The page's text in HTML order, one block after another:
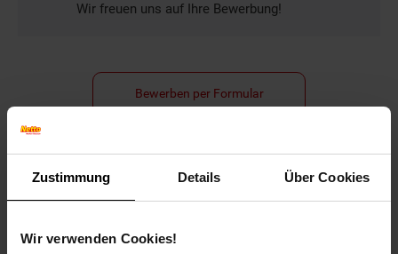
Zustimmung Details Über Cookies
Wir verwenden Cookies!
Wir freuen uns auf Ihre Bewerbung!
Bewerben per Formular